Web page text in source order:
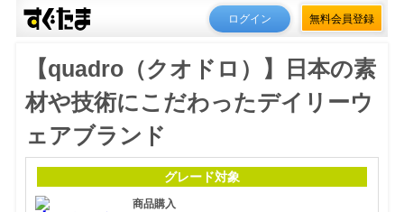
ログイン 無料会員登録
【quadro（クオドロ）】日本の素
材や技術にこだわったデイリーウ
ェアブランド
グレード対象
商品購入